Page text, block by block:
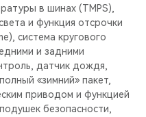
в шинах (TMPS),
и функция отсрочки
система кругового
и задними
датчик дождя,
«зимний» пакет,
приводом и функцией
безопасности,